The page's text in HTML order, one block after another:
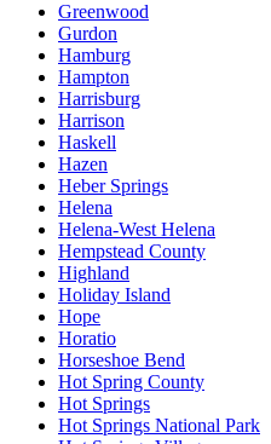
Greenwood
Gurdon
Hamburg
Hampton
Harrisburg
Harrison
Haskell
Hazen
Heber Springs
Helena
Helena-West Helena
Hempstead County
Highland
Holiday Island
Hope
Horatio
Horseshoe Bend
Hot Spring County
Hot Springs
Hot Springs National Park